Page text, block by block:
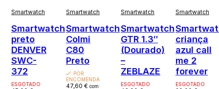
Smartwatch
Smartwatch
preto
DENVER
SWC-
372
ESGOTADO
Smartwatch
Smartwatch
Colmi
C80
Preto
POR
ENCOMENDA
47,60 € com
Smartwatch
Smartwatch
GTR 1.3″
(Dourado)
–
ZEBLAZE
ESGOTADO
Smartwatch
criança
azul call
me 2
forever
ESGOTADO